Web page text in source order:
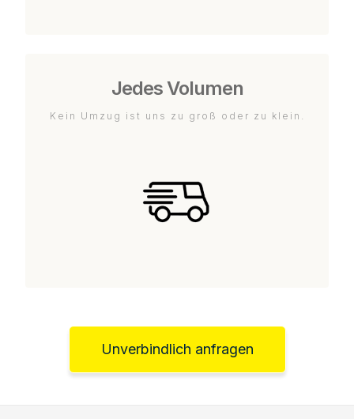
Jedes Volumen
Kein Umzug ist uns zu groß oder zu klein.
Unverbindlich anfragen